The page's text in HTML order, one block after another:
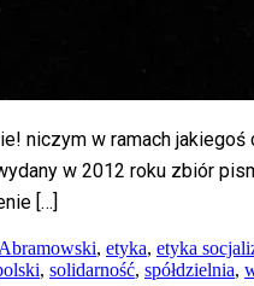
niczym w ramach
w 2012 roku zbiór
[…]
, etyka, etyka
, solidarność, spółdzielnia,